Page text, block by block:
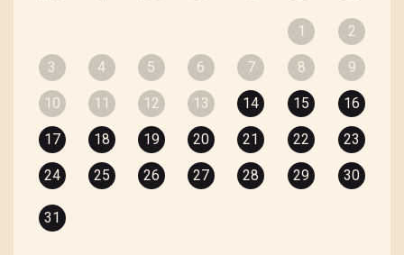
1 2
3 4 5 6 7 8 9
10 11 12 13 14 15 16
17 18 19 20 21 22 23
24 25 26 27 28 29 30
31